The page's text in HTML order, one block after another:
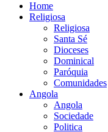
Home
Religiosa
Religiosa
Santa Sé
Dioceses
Dominical
Paróquia
Comunidades
Angola
Angola
Sociedade
Politica